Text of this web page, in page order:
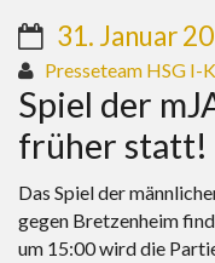
31. Januar
Presseteam HSG I-
Spiel der
früher statt!
Das Spiel der
gegen Bretzenheim
um 15:00 wird die